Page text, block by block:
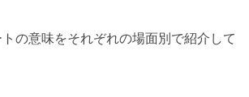
の意味をそれぞれの場面別で紹介して